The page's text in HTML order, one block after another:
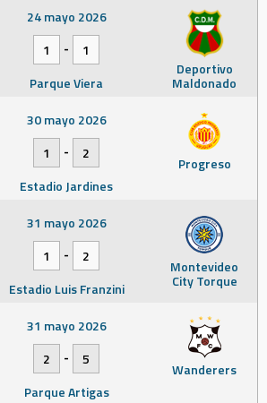
Deportivo
Maldonado
24 mayo 2026
1
-
1
Parque Viera
Progreso
30 mayo 2026
1
-
2
Estadio Jardines
Montevideo
City Torque
31 mayo 2026
1
-
2
Estadio Luis Franzini
Wanderers
31 mayo 2026
2
-
5
Parque Artigas